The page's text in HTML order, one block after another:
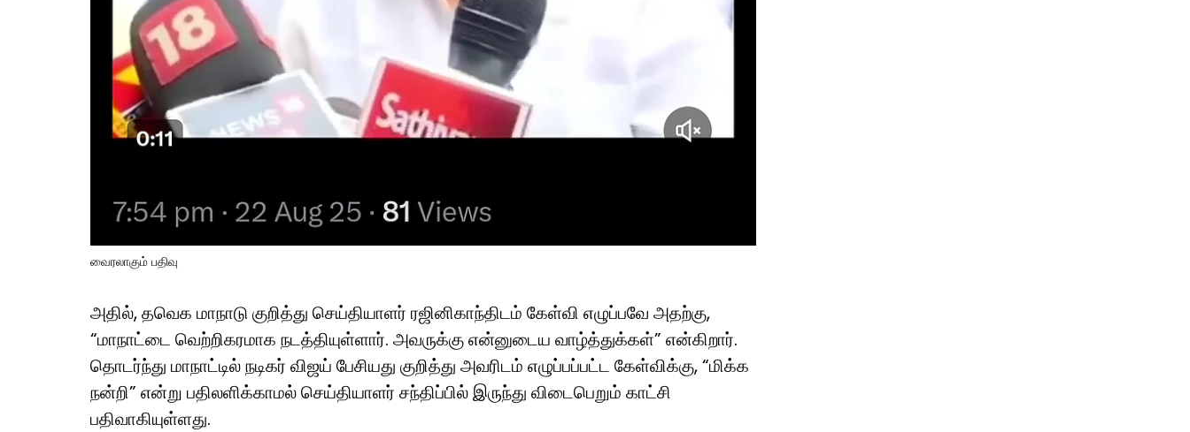
வைரலாகும் பதிவு
அதில், தவெக மாநாடு குறித்து செய்தியாளர் ரஜினிகாந்திடம் கேள்வி எழுப்பவே அதற்கு,
“மாநாட்டை வெற்றிகரமாக நடத்தியுள்ளார். அவருக்கு என்னுடைய வாழ்த்துக்கள்” என்கிறார்.
தொடர்ந்து மாநாட்டில் நடிகர் விஜய் பேசியது குறித்து அவரிடம் எழுப்பப்பட்ட கேள்விக்கு, “மிக்க
நன்றி” என்று பதிலளிக்காமல் செய்தியாளர் சந்திப்பில் இருந்து விடைபெறும் காட்சி
பதிவாகியுள்ளது.